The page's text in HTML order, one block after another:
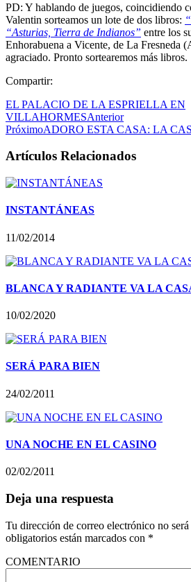
PD: Y hablando de juegos, coincidiendo
Valentin sorteamos un lote de dos libros: “
“Asturias, Tierra de Indianos” entre los
Enhorabuena a Vicente, de La Fresneda
agraciado. Pronto sortearemos más libros.
Compartir:
EL PALACIO DE LA ESPRIELLA EN
VILLAHORMESAnterior
PróximoADORO ESTA CASA: LA
Artículos Relacionados
INSTANTÁNEAS
11/02/2014
BLANCA Y RADIANTE VA LA
10/02/2020
SERÁ PARA BIEN
24/02/2011
UNA NOCHE EN EL CASINO
02/02/2011
Deja una respuesta
Tu dirección de correo electrónico no
obligatorios están marcados con *
COMENTARIO